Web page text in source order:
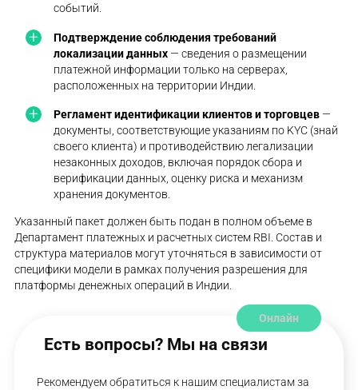
событий.
Подтверждение соблюдения требований
локализации данных — сведения о размещении
платежной информации только на серверах,
расположенных на территории Индии.
Регламент идентификации клиентов и торговцев —
документы, соответствующие указаниям по KYC (знай
своего клиента) и противодействию легализации
незаконных доходов, включая порядок сбора и
верификации данных, оценку риска и механизм
хранения документов.
Указанный пакет должен быть подан в полном объеме в
Департамент платежных и расчетных систем RBI. Состав и
структура материалов могут уточняться в зависимости от
специфики модели в рамках получения разрешения для
платформы денежных операций в Индии.
Есть вопросы? Мы на связи
Рекомендуем обратиться к нашим специалистам за
Онлайн